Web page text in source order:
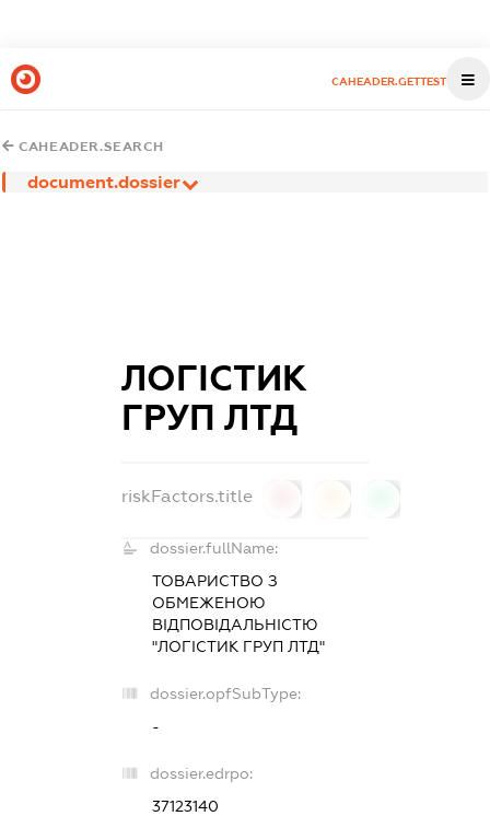
CAHEADER.GETTEST
CAHEADER.SEARCH
document.dossier
ЛОГІСТИК
ГРУП ЛТД
riskFactors.title
dossier.fullName:
ТОВАРИСТВО З
ОБМЕЖЕНОЮ
ВІДПОВІДАЛЬНІСТЮ
"ЛОГІСТИК ГРУП ЛТД"
dossier.opfSubType:
-
dossier.edrpo:
37123140